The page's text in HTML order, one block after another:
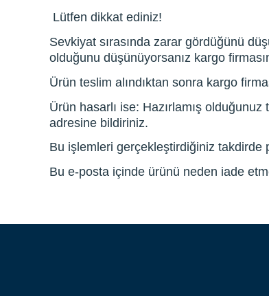
Lütfen dikkat ediniz!
Sevkiyat sırasında zarar gördüğünü
olduğunu düşünüyorsanız kargo
Ürün teslim alındıktan sonra kargo
Ürün hasarlı ise: Hazırlamış
adresine bildiriniz.
Bu işlemleri gerçekleştirdiğiniz takdirde
Bu e-posta içinde ürünü neden iade